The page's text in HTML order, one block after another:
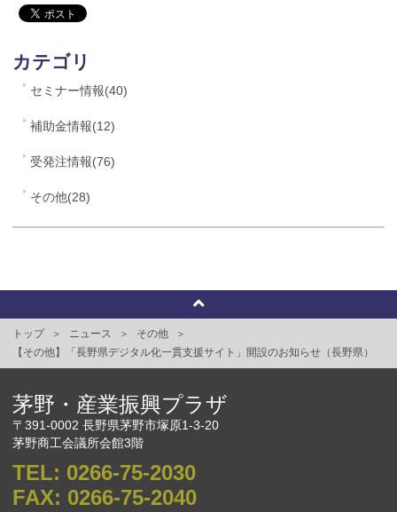
カテゴリ
セミナー情報(40)
補助金情報(12)
受発注情報(76)
その他(28)
トップ ニュース
その他
【その他】「長野県デジタル化一貫支援サイト」開設のお知らせ（長野県）
茅野・産業振興プラザ
〒391-0002 長野県茅野市塚原1-3-20
茅野商工会議所会館3階
TEL: 0266-75-2030
FAX: 0266-75-2040